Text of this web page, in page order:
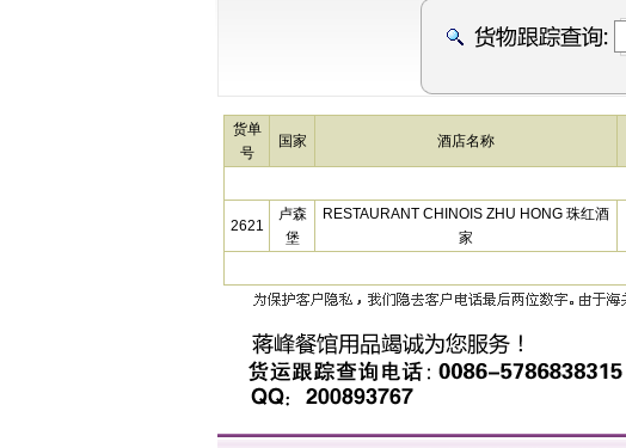
货单
号
国家 酒店名称
2621
卢森
堡
RESTAURANT CHINOIS ZHU HONG 珠红酒
家